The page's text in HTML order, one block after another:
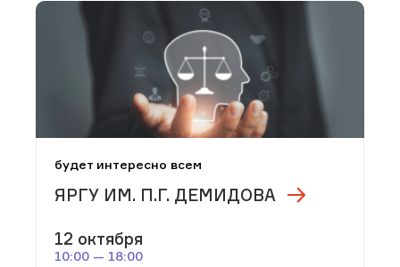
будет интересно всем
ЯРГУ ИМ. П.Г. ДЕМИДОВА
12 октября
10:00 — 18:00